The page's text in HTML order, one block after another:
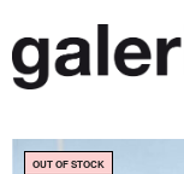
OUT OF STOCK